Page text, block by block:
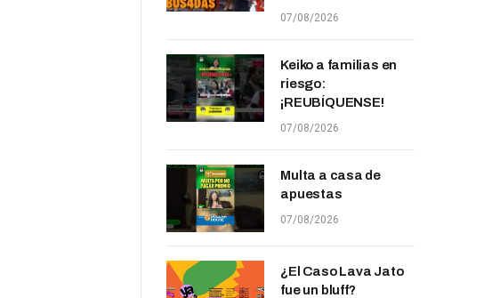
07/08/2026
Keiko a familias en
riesgo:
¡REUBÍQUENSE!
07/08/2026
Multa a casa de
apuestas
07/08/2026
¿El Caso Lava Jato
fue un bluff?